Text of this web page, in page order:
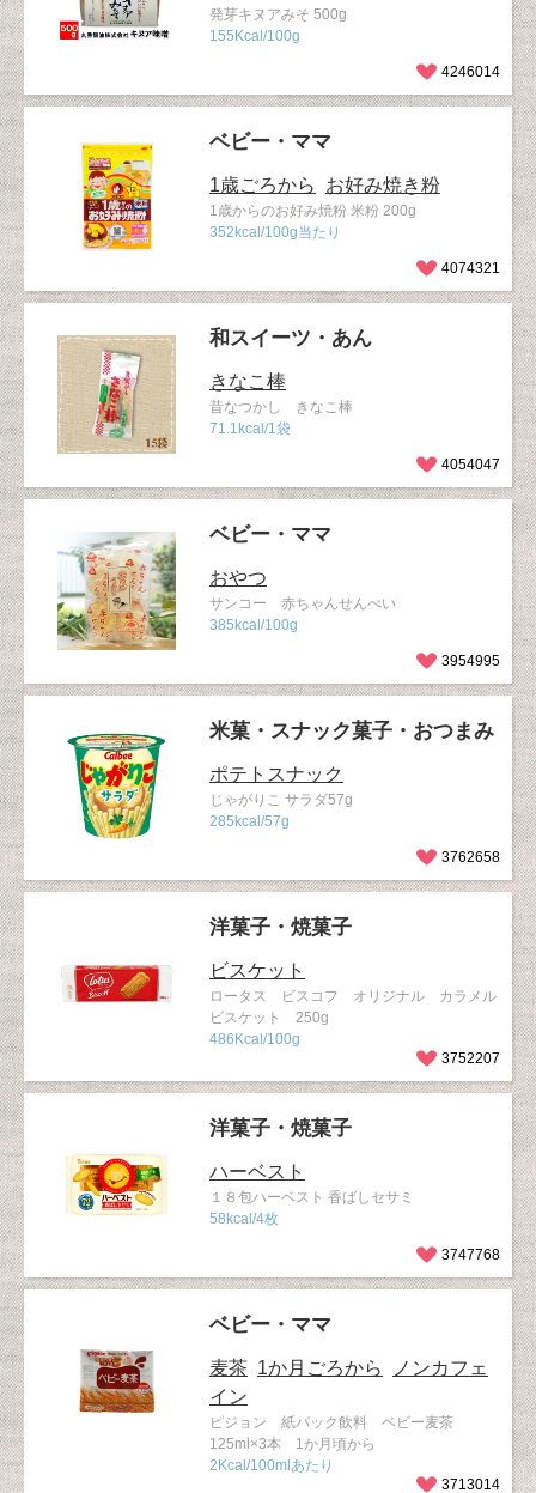
発芽キヌアみそ 500g
155Kcal/100g
4246014
ベビー・ママ
1歳ごろから お好み焼き粉
1歳からのお好み焼粉 米粉 200g
352kcal/100g当たり
4074321
和スイーツ・あん
きなこ棒
昔なつかし きなこ棒
71.1kcal/1袋
4054047
ベビー・ママ
おやつ
サンコー 赤ちゃんせんべい
385kcal/100g
3954995
米菓・スナック菓子・おつまみ
ポテトスナック
じゃがりこ サラダ57g
285kcal/57g
3762658
洋菓子・焼菓子
ビスケット
ロータス ビスコフ オリジナル カラメル
ビスケット 250g
486Kcal/100g
3752207
洋菓子・焼菓子
ハーベスト
１８包ハーベスト 香ばしセサミ
58kcal/4枚
3747768
ベビー・ママ
麦茶 1か月ごろから
ノンカフェ
イン
ピジョン 紙パック飲料 ベビー麦茶
125ml×3本 1か月頃から
2Kcal/100mlあたり
3713014